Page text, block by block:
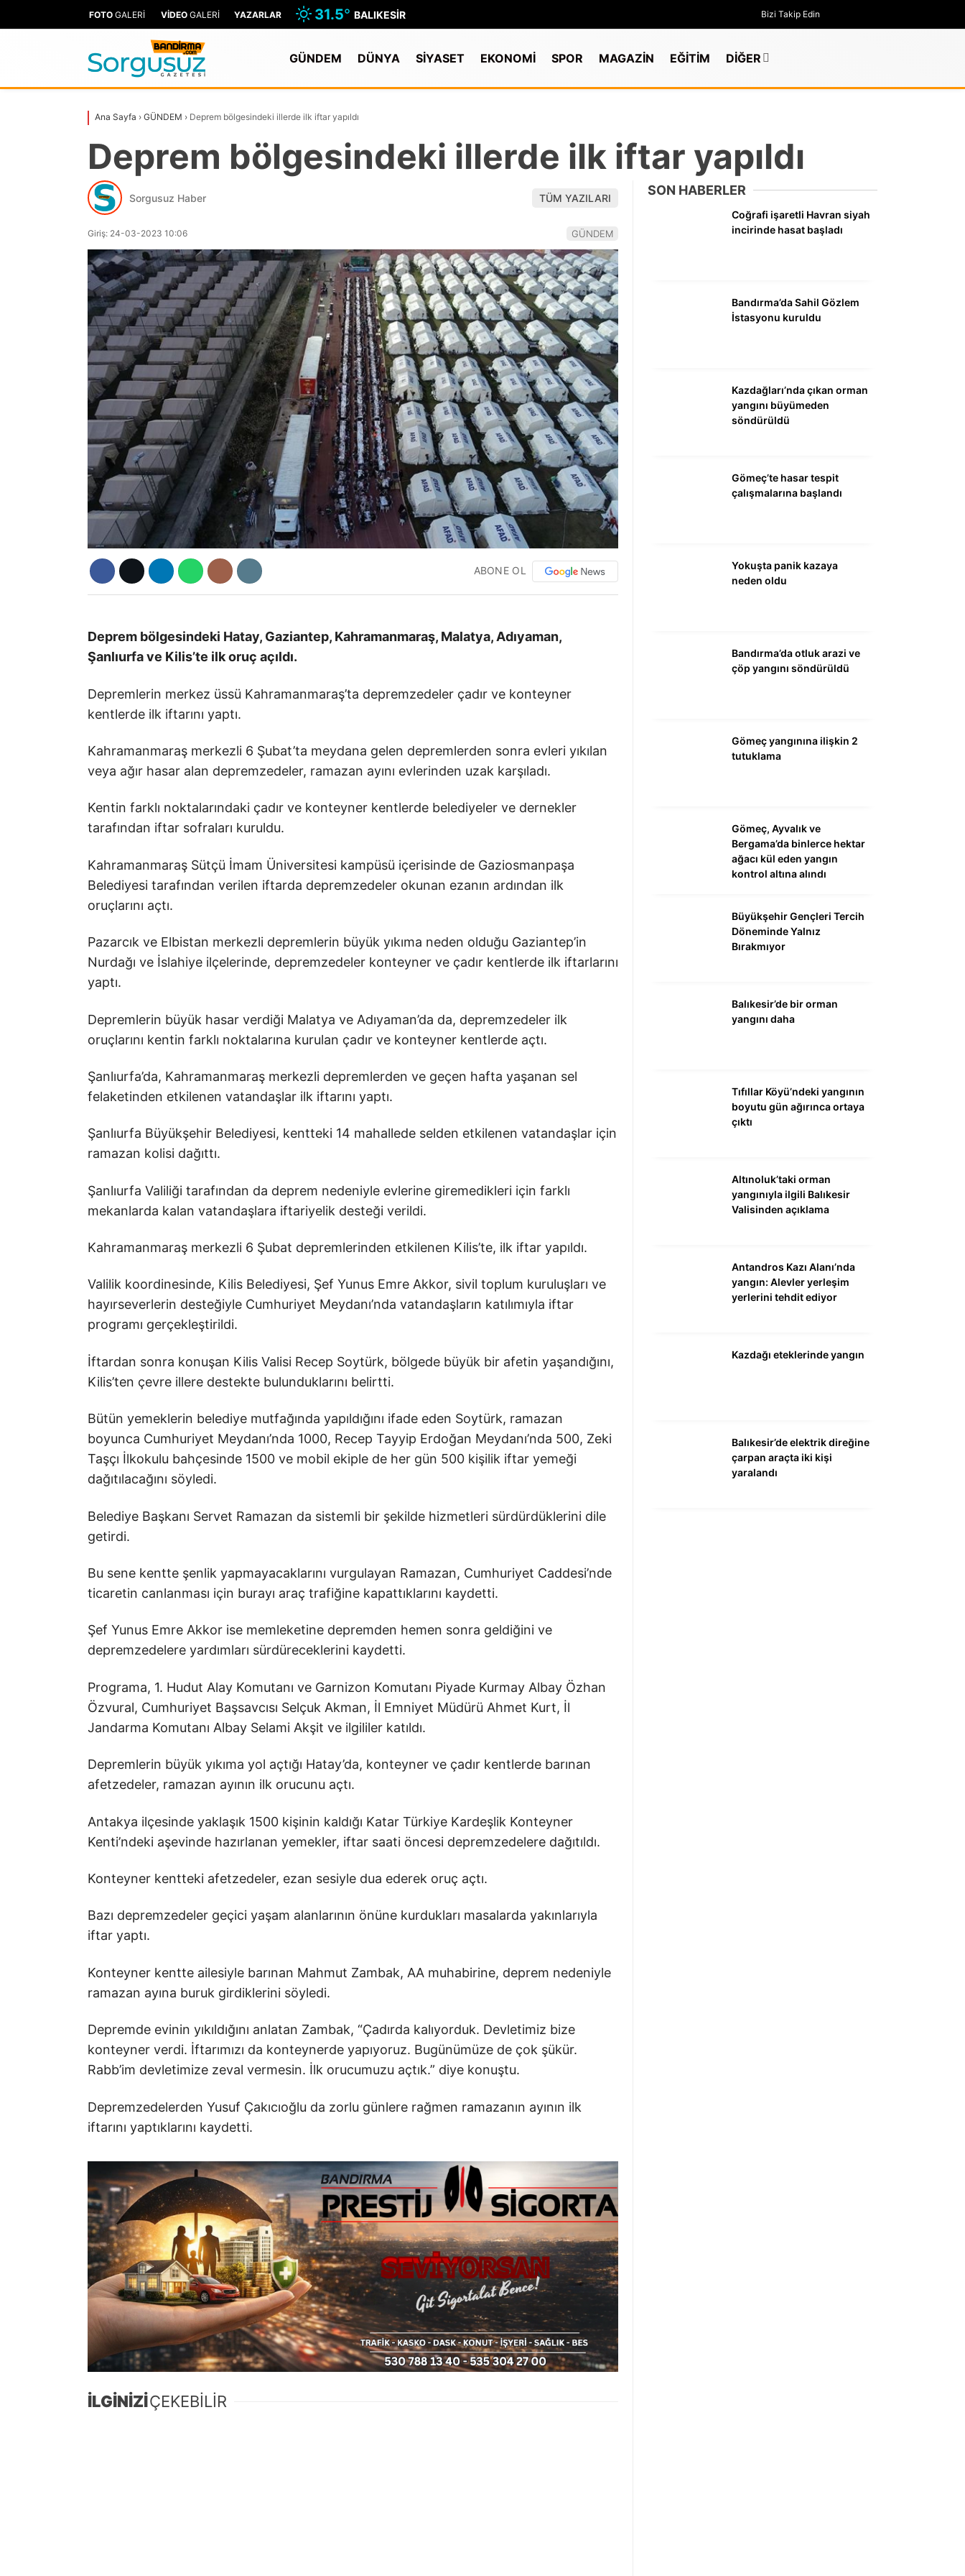
GÜNDEM
EKONOMİ
SPOR
EĞİTİM
DİĞER
Instagram
FOTO GALERİ VİDEO GALERİ YAZARLAR 31.5° BALIKESIR Bizi Takip Edin
GÜNDEM DÜNYA SİYASET EKONOMİ SPOR MAGAZİN EĞİTİM DİĞER
Ana Sayfa › GÜNDEM › Deprem bölgesindeki illerde ilk iftar yapıldı
Deprem bölgesindeki illerde ilk iftar yapıldı
Sorgusuz Haber TÜM YAZILARI
Giriş: 24-03-2023 10:06 GÜNDEM
ABONE OL
Deprem bölgesindeki Hatay, Gaziantep, Kahramanmaraş, Malatya, Adıyaman,
Şanlıurfa ve Kilis’te ilk oruç açıldı.
Depremlerin merkez üssü Kahramanmaraş’ta depremzedeler çadır ve konteyner
kentlerde ilk iftarını yaptı.
Kahramanmaraş merkezli 6 Şubat’ta meydana gelen depremlerden sonra evleri yıkılan
veya ağır hasar alan depremzedeler, ramazan ayını evlerinden uzak karşıladı.
Kentin farklı noktalarındaki çadır ve konteyner kentlerde belediyeler ve dernekler
tarafından iftar sofraları kuruldu.
Kahramanmaraş Sütçü İmam Üniversitesi kampüsü içerisinde de Gaziosmanpaşa
Belediyesi tarafından verilen iftarda depremzedeler okunan ezanın ardından ilk
oruçlarını açtı.
Pazarcık ve Elbistan merkezli depremlerin büyük yıkıma neden olduğu Gaziantep’in
Nurdağı ve İslahiye ilçelerinde, depremzedeler konteyner ve çadır kentlerde ilk iftarlarını
yaptı.
Depremlerin büyük hasar verdiği Malatya ve Adıyaman’da da, depremzedeler ilk
oruçlarını kentin farklı noktalarına kurulan çadır ve konteyner kentlerde açtı.
Şanlıurfa’da, Kahramanmaraş merkezli depremlerden ve geçen hafta yaşanan sel
felaketinden etkilenen vatandaşlar ilk iftarını yaptı.
Şanlıurfa Büyükşehir Belediyesi, kentteki 14 mahallede selden etkilenen vatandaşlar için
ramazan kolisi dağıttı.
Şanlıurfa Valiliği tarafından da deprem nedeniyle evlerine giremedikleri için farklı
mekanlarda kalan vatandaşlara iftariyelik desteği verildi.
Kahramanmaraş merkezli 6 Şubat depremlerinden etkilenen Kilis’te, ilk iftar yapıldı.
Valilik koordinesinde, Kilis Belediyesi, Şef Yunus Emre Akkor, sivil toplum kuruluşları ve
hayırseverlerin desteğiyle Cumhuriyet Meydanı’nda vatandaşların katılımıyla iftar
programı gerçekleştirildi.
İftardan sonra konuşan Kilis Valisi Recep Soytürk, bölgede büyük bir afetin yaşandığını,
Kilis’ten çevre illere destekte bulunduklarını belirtti.
Bütün yemeklerin belediye mutfağında yapıldığını ifade eden Soytürk, ramazan
boyunca Cumhuriyet Meydanı’nda 1000, Recep Tayyip Erdoğan Meydanı’nda 500, Zeki
Taşçı İlkokulu bahçesinde 1500 ve mobil ekiple de her gün 500 kişilik iftar yemeği
dağıtılacağını söyledi.
Belediye Başkanı Servet Ramazan da sistemli bir şekilde hizmetleri sürdürdüklerini dile
getirdi.
Bu sene kentte şenlik yapmayacaklarını vurgulayan Ramazan, Cumhuriyet Caddesi’nde
ticaretin canlanması için burayı araç trafiğine kapattıklarını kaydetti.
Şef Yunus Emre Akkor ise memleketine depremden hemen sonra geldiğini ve
depremzedelere yardımları sürdüreceklerini kaydetti.
Programa, 1. Hudut Alay Komutanı ve Garnizon Komutanı Piyade Kurmay Albay Özhan
Özvural, Cumhuriyet Başsavcısı Selçuk Akman, İl Emniyet Müdürü Ahmet Kurt, İl
Jandarma Komutanı Albay Selami Akşit ve ilgililer katıldı.
Depremlerin büyük yıkıma yol açtığı Hatay’da, konteyner ve çadır kentlerde barınan
afetzedeler, ramazan ayının ilk orucunu açtı.
Antakya ilçesinde yaklaşık 1500 kişinin kaldığı Katar Türkiye Kardeşlik Konteyner
Kenti’ndeki aşevinde hazırlanan yemekler, iftar saati öncesi depremzedelere dağıtıldı.
Konteyner kentteki afetzedeler, ezan sesiyle dua ederek oruç açtı.
Bazı depremzedeler geçici yaşam alanlarının önüne kurdukları masalarda yakınlarıyla
iftar yaptı.
Konteyner kentte ailesiyle barınan Mahmut Zambak, AA muhabirine, deprem nedeniyle
ramazan ayına buruk girdiklerini söyledi.
Depremde evinin yıkıldığını anlatan Zambak, “Çadırda kalıyorduk. Devletimiz bize
konteyner verdi. İftarımızı da konteynerde yapıyoruz. Bugünümüze de çok şükür.
Rabb’im devletimize zeval vermesin. İlk orucumuzu açtık.” diye konuştu.
Depremzedelerden Yusuf Çakıcıoğlu da zorlu günlere rağmen ramazanın ayının ilk
iftarını yaptıklarını kaydetti.
İLGİNİZİÇEKEBİLİR
SON HABERLER
Coğrafi işaretli Havran siyah
incirinde hasat başladı
Bandırma’da Sahil Gözlem
İstasyonu kuruldu
Kazdağları’nda çıkan orman
yangını büyümeden
söndürüldü
Gömeç’te hasar tespit
çalışmalarına başlandı
Yokuşta panik kazaya
neden oldu
Bandırma’da otluk arazi ve
çöp yangını söndürüldü
Gömeç yangınına ilişkin 2
tutuklama
Gömeç, Ayvalık ve
Bergama’da binlerce hektar
ağacı kül eden yangın
kontrol altına alındı
Büyükşehir Gençleri Tercih
Döneminde Yalnız
Bırakmıyor
Balıkesir’de bir orman
yangını daha
Tıfıllar Köyü’ndeki yangının
boyutu gün ağırınca ortaya
çıktı
Altınoluk’taki orman
yangınıyla ilgili Balıkesir
Valisinden açıklama
Antandros Kazı Alanı’nda
yangın: Alevler yerleşim
yerlerini tehdit ediyor
Kazdağı eteklerinde yangın
Balıkesir’de elektrik direğine
çarpan araçta iki kişi
yaralandı